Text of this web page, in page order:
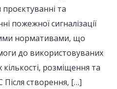
та
пожежної сигналізації
нормативами, що
до використовуваних
розміщення та
створення, […]